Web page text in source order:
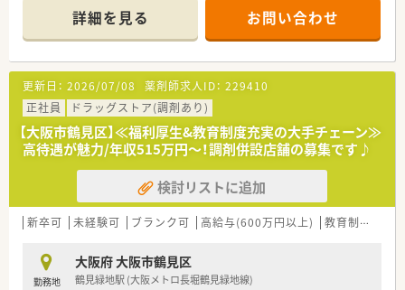
■研修制度は様々なプランがあり、集合研修だけでなく任意で受
講可能な研修も幅広く用意されています
■店舗で活躍する従業員、社外で活躍する従業員、将来経営幹部
となる従業員など、薬剤師として様々な活躍ができるフィールド
を用意されています
■総合薬剤師・調剤薬剤師（土日休み・19時までの勤務）どちらか
の働き方を選択できます
■調剤併設型だけでなく「医療モール・クリニック併設店舗」「敷
地内薬局」「訪問調剤特化型店舗」など様々な店舗を運営してい
ます
■在宅医療にも積極的取り組んでおり「訪問調剤特化型店舗」を
50店舗以上、無菌調剤室は業界最多の51店舗設置しています
■「プラチナくるみん認定企業」「健康経営優良法人2023（大規模
法人部門）認定」等を取得し一人ひとりが働きやすい環境が整備
■充実した研修制度、人事制度、評価制度、キャリア支援制度等
があるのも特徴です
詳細を見る お問い合わせ
更新日： 2026/07/08 薬剤師求人ID： 229410
正社員
ドラッグストア(調剤あり)
【大阪市鶴見区】≪福利厚生&教育制度充実の大手チェーン≫
高待遇が魅力/年収515万円～！調剤併設店舗の募集です♪
検討リストに追加
新卒可 未経験可 ブランク可 高給与(600万円以上) 教育制度あり
勤務地
大阪府 大阪市鶴見区
鶴見緑地駅 (大阪メトロ長堀鶴見緑地線)